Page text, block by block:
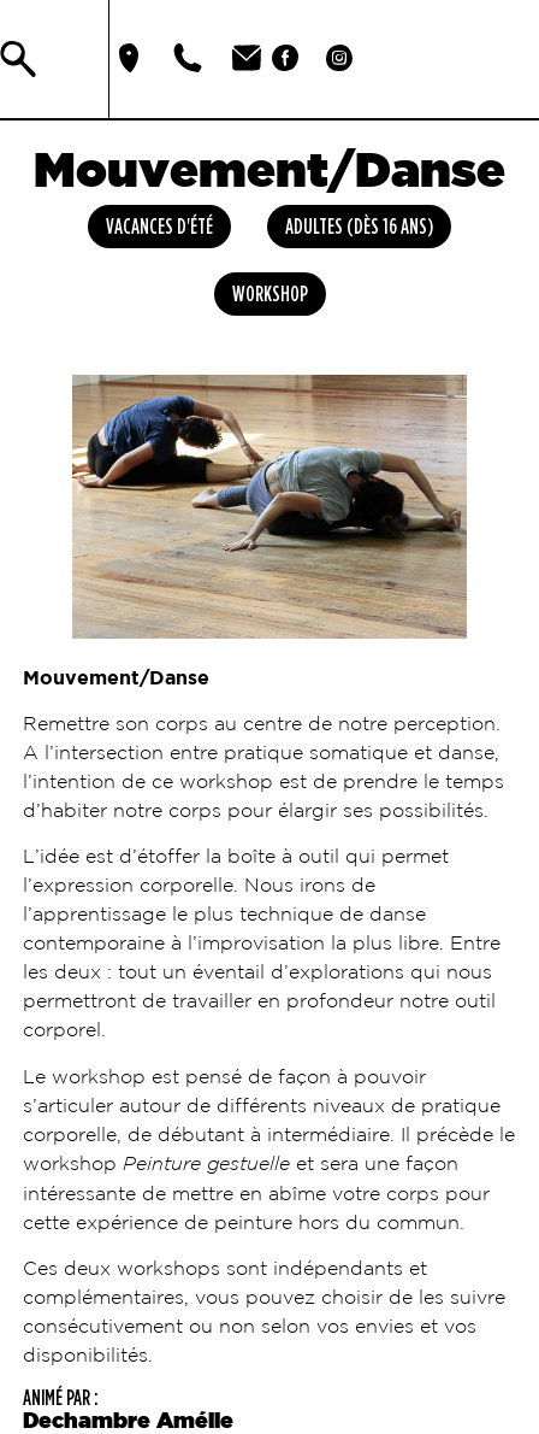
Mouvement/Danse
VACANCES D'ÉTÉ ADULTES (DÈS 16 ANS)
WORKSHOP
Mouvement/Danse
Remettre son corps au centre de notre perception.
A l’intersection entre pratique somatique et danse,
l’intention de ce workshop est de prendre le temps
d’habiter notre corps pour élargir ses possibilités.
L’idée est d’étoffer la boîte à outil qui permet
l’expression corporelle. Nous irons de
l’apprentissage le plus technique de danse
contemporaine à l’improvisation la plus libre. Entre
les deux : tout un éventail d’explorations qui nous
permettront de travailler en profondeur notre outil
corporel.
Le workshop est pensé de façon à pouvoir
s’articuler autour de différents niveaux de pratique
corporelle, de débutant à intermédiaire. Il précède le
workshop Peinture gestuelleet sera une façon
intéressante de mettre en abîme votre corps pour
cette expérience de peinture hors du commun.
Ces deux workshops sont indépendants et
complémentaires, vous pouvez choisir de les suivre
consécutivement ou non selon vos envies et vos
disponibilités.
ANIMÉ PAR :
Dechambre Amélie